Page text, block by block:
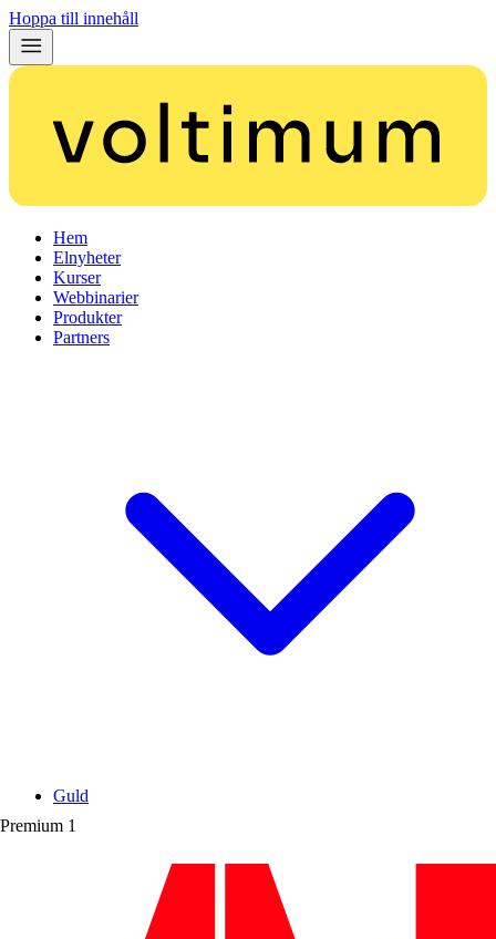
Hoppa till innehåll
Hem
Elnyheter
Kurser
Webbinarier
Produkter
Partners
Premium 1
Guld